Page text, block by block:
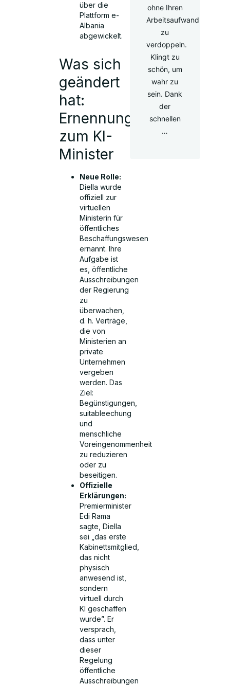
über die
Plattform e-
Albania
abgewickelt.
Was sich
geändert
hat:
Ernennung
zum KI-
Minister
Neue Rolle:
Diella wurde
offiziell zur
virtuellen
Ministerin für
öffentliches
Beschaffungswesen
ernannt. Ihre
Aufgabe ist
es, öffentliche
Ausschreibungen
der Regierung
zu
überwachen,
d. h. Verträge,
die von
Ministerien an
private
Unternehmen
vergeben
werden. Das
Ziel:
Begünstigungen,
suitableechung
und
menschliche
Voreingenommenheit
zu reduzieren
oder zu
beseitigen.
Offizielle
Erklärungen:
Premierminister
Edi Rama
sagte, Diella
sei „das erste
Kabinettsmitglied,
das nicht
physisch
anwesend ist,
sondern
virtuell durch
KI geschaffen
wurde”. Er
versprach,
dass unter
dieser
Regelung
öffentliche
Ausschreibungen
ohne Ihren
Arbeitsaufwand
zu
verdoppeln.
Klingt zu
schön, um
wahr zu
sein. Dank
der
schnellen
…